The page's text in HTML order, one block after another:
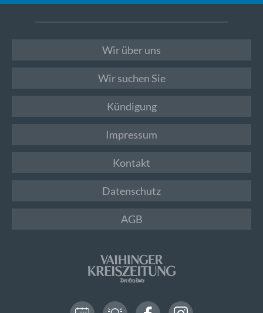
Wir über uns
Wir suchen Sie
Kündigung
Impressum
Kontakt
Datenschutz
AGB